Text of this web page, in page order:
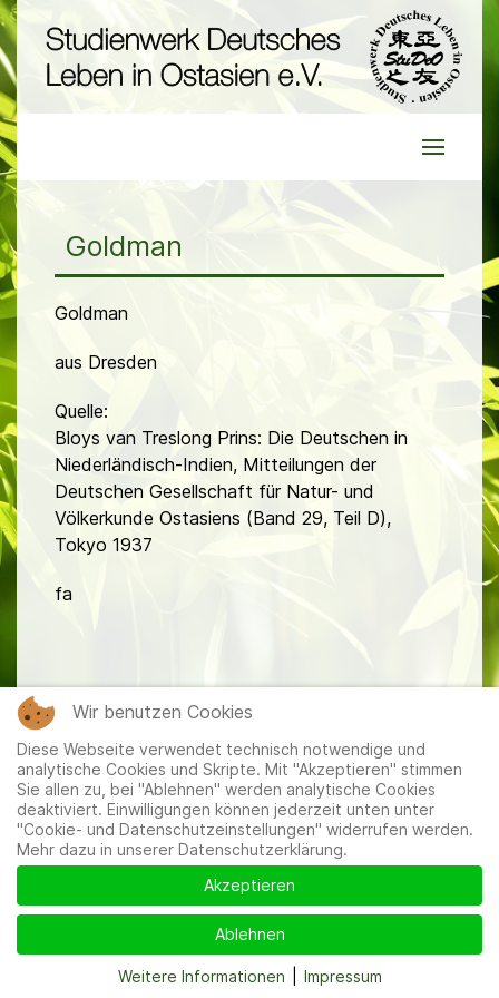
Goldman
Goldman
aus Dresden
Quelle:
Bloys van Treslong Prins: Die Deutschen in
Niederländisch-Indien, Mitteilungen der
Deutschen Gesellschaft für Natur- und
Völkerkunde Ostasiens (Band 29, Teil D),
Tokyo 1937
fa
Mitglieder|Impressum| Datenschutzerklärung|Cookie-
und Datenschutzeinstellungen
Wir benutzen Cookies
Diese Webseite verwendet technisch notwendige und
analytische Cookies und Skripte. Mit "Akzeptieren" stimmen
Sie allen zu, bei "Ablehnen" werden analytische Cookies
deaktiviert. Einwilligungen können jederzeit unten unter
"Cookie- und Datenschutzeinstellungen" widerrufen werden.
Mehr dazu in unserer Datenschutzerklärung.
Akzeptieren
Ablehnen
Weitere Informationen Impressum